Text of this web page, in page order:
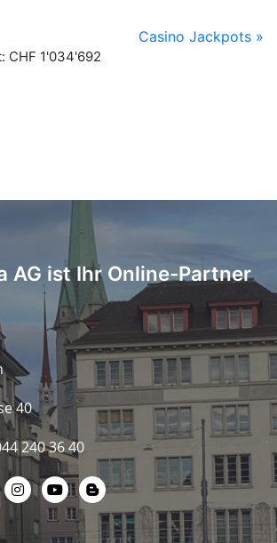
AG ist Ihr Online-Partner
40
240 36 40